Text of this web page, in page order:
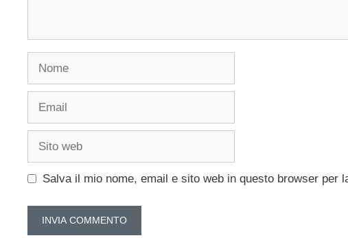
Nome
Email
Sito
Salva il mio nome, email e sito web in questo browser per